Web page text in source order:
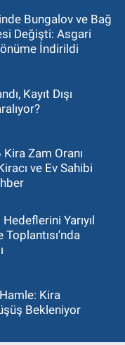
Bungalov ve Bağ
Değişti: Asgari
İndirildi
Kayıt Dışı
Zam Oranı
ve Ev Sahibi
Yarıyıl
Kira
Bekleniyor